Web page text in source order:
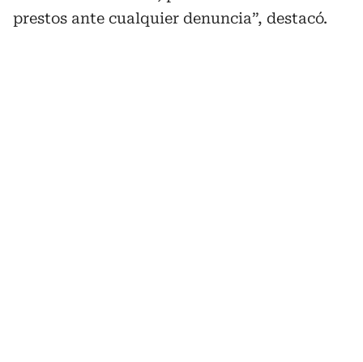
prestos ante cualquier denuncia”, destacó.